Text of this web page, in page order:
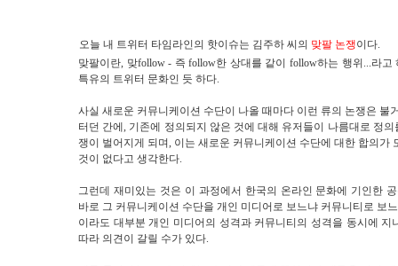
오늘 내 트위터 타임라인의 핫이슈는 김주하 씨의 맞팔 논쟁이다.
맞팔이란, 맞follow - 즉 follow한 상대를 같이 follow하는 행위...라
특유의 트위터 문화인 듯 하다.
사실 새로운 커뮤니케이션 수단이 나올 때마다 이런 류의 논쟁은 불
터던 간에, 기존에 정의되지 않은 것에 대해 유저들이 나름대로 정
쟁이 벌어지게 되며, 이는 새로운 커뮤니케이션 수단에 대한 합의가
것이 없다고 생각한다.
그런데 재미있는 것은 이 과정에서 한국의 온라인 문화에 기인한
바로 그 커뮤니케이션 수단을 개인 미디어로 보느냐 커뮤니티로 보
이라도 대부분 개인 미디어의 성격과 커뮤니티의 성격을 동시에
따라 의견이 갈릴 수가 있다.